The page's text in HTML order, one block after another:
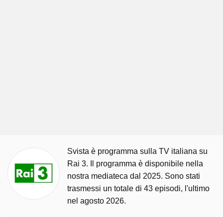
Svista è programma sulla TV italiana su
Rai 3. Il programma è disponibile nella
nostra mediateca dal 2025. Sono stati
trasmessi un totale di 43 episodi, l'ultimo
nel agosto 2026.